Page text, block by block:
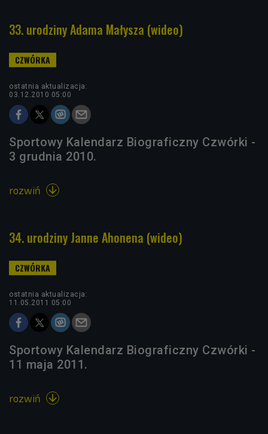
33. urodziny Adama Małysza (wideo)
ostatnia aktualizacja:
03.12.2010 05:00
Sportowy Kalendarz Biograficzny Czwórki -
3 grudnia 2010.
rozwiń 
34. urodziny Janne Ahonena (wideo)
ostatnia aktualizacja:
11.05.2011 05:00
Sportowy Kalendarz Biograficzny Czwórki -
11 maja 2011.
rozwiń 